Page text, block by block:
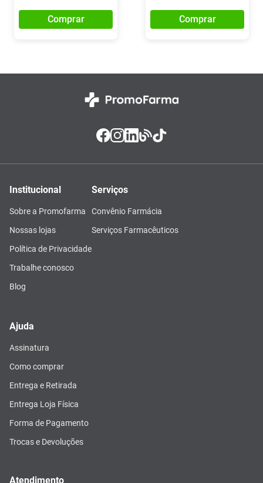
Comprar Comprar
Institucional
Sobre a Promofarma
Nossas lojas
Política de Privacidade
Trabalhe conosco
Blog
Serviços
Convênio Farmácia
Serviços Farmacêuticos
Ajuda
Assinatura
Como comprar
Entrega e Retirada
Entrega Loja Física
Forma de Pagamento
Trocas e Devoluções
Atendimento